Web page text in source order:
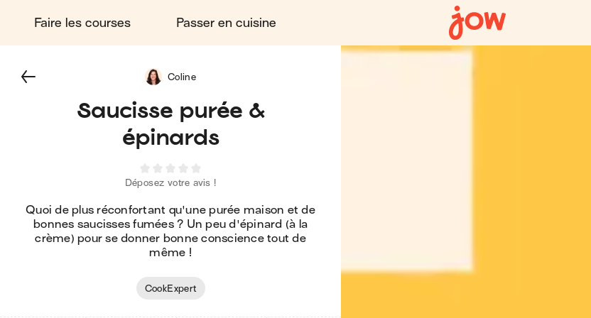
Faire les courses Passer en cuisine
Saucisse purée &
épinards
Déposez votre avis !
Quoi de plus réconfortant qu'une purée maison et de
bonnes saucisses fumées ? Un peu d'épinard (à la
crème) pour se donner bonne conscience tout de
même !
Coline
CookExpert